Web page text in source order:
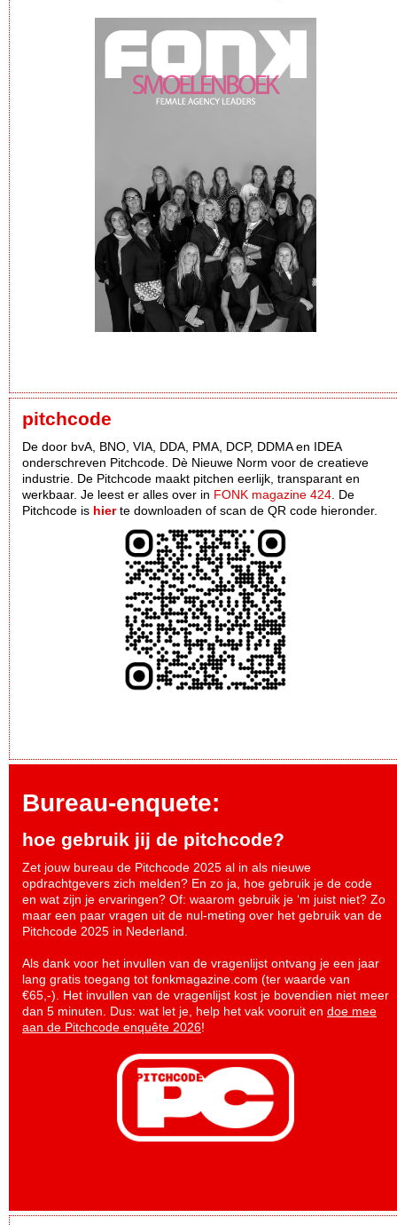
pitchcode
De door bvA, BNO, VIA, DDA, PMA, DCP, DDMA en IDEA
onderschreven Pitchcode. Dè Nieuwe Norm voor de creatieve
industrie. De Pitchcode maakt pitchen eerlijk, transparant en
werkbaar. Je leest er alles over in FONK magazine 424 . De
Pitchcode is hierte downloaden of scan de QR code hieronder.
Bureau-enquete:
hoe gebruik jij de pitchcode?
Zet jouw bureau de Pitchcode 2025 al in als nieuwe
opdrachtgevers zich melden? En zo ja, hoe gebruik je de code
en wat zijn je ervaringen? Of: waarom gebruik je ‘m juist niet? Zo
maar een paar vragen uit de nul-meting over het gebruik van de
Pitchcode 2025 in Nederland.
Als dank voor het invullen van de vragenlijst ontvang je een jaar
lang gratis toegang tot fonkmagazine.com (ter waarde van
€65,-). Het invullen van de vragenlijst kost je bovendien niet meer
dan 5 minuten. Dus: wat let je, help het vak vooruit en doe mee
aan de Pitchcode enquête 2026!